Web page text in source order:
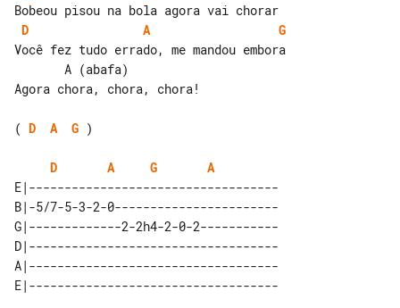
D
A
G
Você fez tudo errado, me mandou embora
Agora chora, chora, chora!
( D A G )
D A G
A
E|-----------------------------------
B|-5/7-5-3-2-0-----------------------
G|-------------2-2h4-2-0-2-----------
D|-----------------------------------
A|-----------------------------------